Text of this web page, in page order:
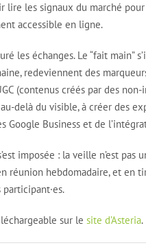
les signaux du marché
accessible en ligne.
les échanges. Le “fait main”
redeviennent des
(contenus créés par des
delà du visible, à créer des
Google Business et de
imposée : la veille n’est
réunion hebdomadaire, et
sur le site d’Asteria.